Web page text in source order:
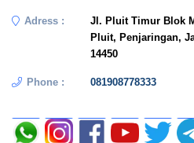
Adress :
Jl. Pluit Timur Blok
Pluit, Penjaringan,
14450
Phone : 081908778333